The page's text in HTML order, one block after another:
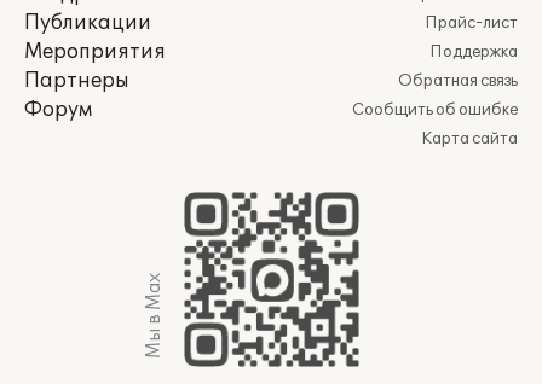
Публикации
Мероприятия
Партнеры
Форум
Прайс-лист
Поддержка
Обратная связь
Сообщить об ошибке
Карта сайта
Мы в Max